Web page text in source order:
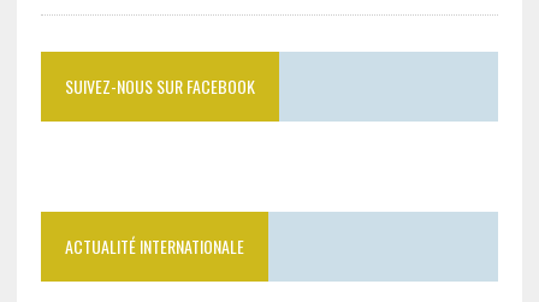
SUIVEZ-NOUS SUR FACEBOOK
ACTUALITÉ INTERNATIONALE